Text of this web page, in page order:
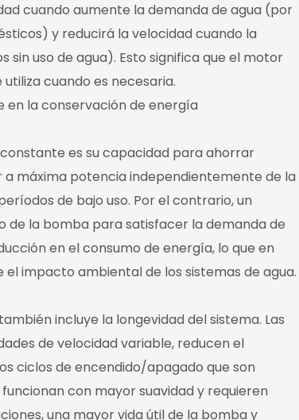
cuando aumente la demanda de agua (por
y reducirá la velocidad cuando la
uso de agua). Esto significa que el motor
cuando es necesaria.
en la conservación de energía
es su capacidad para ahorrar
máxima potencia independientemente de la
de bajo uso. Por el contrario, un
de la bomba para satisfacer la demanda de
en el consumo de energía, lo que en
impacto ambiental de los sistemas de agua.
incluye la longevidad del sistema. Las
de velocidad variable, reducen el
ciclos de encendido/apagado que son
con mayor suavidad y requieren
una mayor vida útil de la bomba y